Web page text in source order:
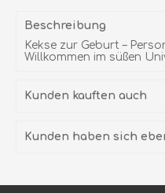
Beschreibung
Kekse zur Geburt –
Willkommen im süßen
Kunden kauften auch
Kunden haben sich